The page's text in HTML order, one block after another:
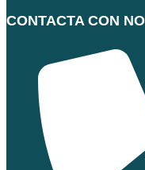
CONTACTA CON